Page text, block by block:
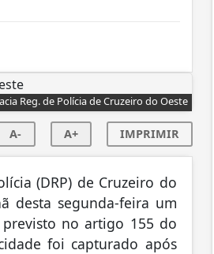
Reg. de Polícia de Cruzeiro do Oeste
A- A+ IMPRIMIR
(DRP) de Cruzeiro do
desta segunda-feira um
no artigo 155 do
foi capturado após